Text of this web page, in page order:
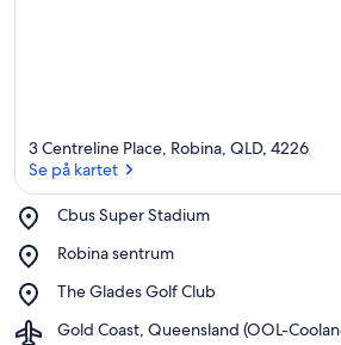
3 Centreline Place, Robina, QLD, 4226
Se på kartet
Cbus Super Stadium
Place,
Super
Robina sentrum
Place,
sentrum
The Glades Golf Club
Place,
Glades
Gold Coast, Queensland (OOL-
Airport,